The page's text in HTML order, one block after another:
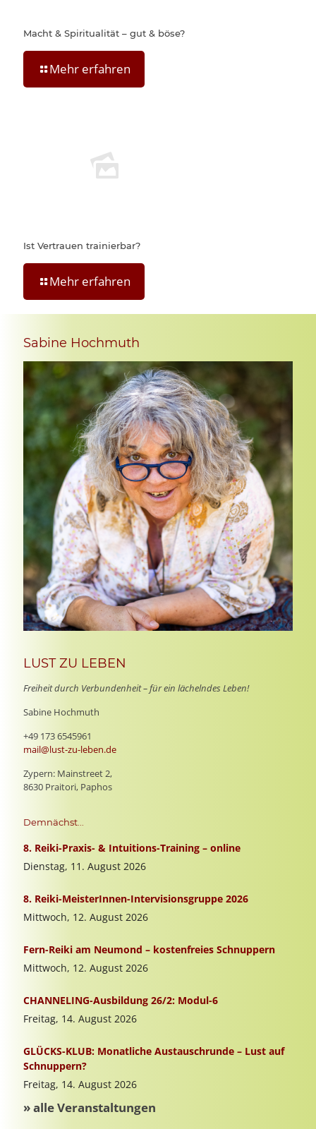
Macht & Spiritualität – gut & böse?
Mehr erfahren
Ist Vertrauen trainierbar?
Mehr erfahren
Sabine Hochmuth
LUST ZU LEBEN
Freiheit durch Verbundenheit – für ein lächelndes Leben!
Sabine Hochmuth
+49 173 6545961
mail@lust-zu-leben.de
Zypern: Mainstreet 2,
8630 Praitori, Paphos
Demnächst...